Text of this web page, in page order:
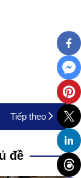
Tiếp theo
đề